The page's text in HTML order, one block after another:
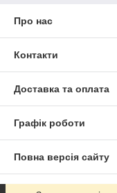
Про нас
Контакти
Доставка та оплата
Графік роботи
Повна версія сайту